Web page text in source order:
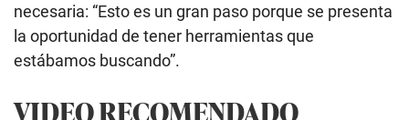
necesaria: “Esto es un gran paso porque se presenta
la oportunidad de tener herramientas que
estábamos buscando”.
VIDEO RECOMENDADO